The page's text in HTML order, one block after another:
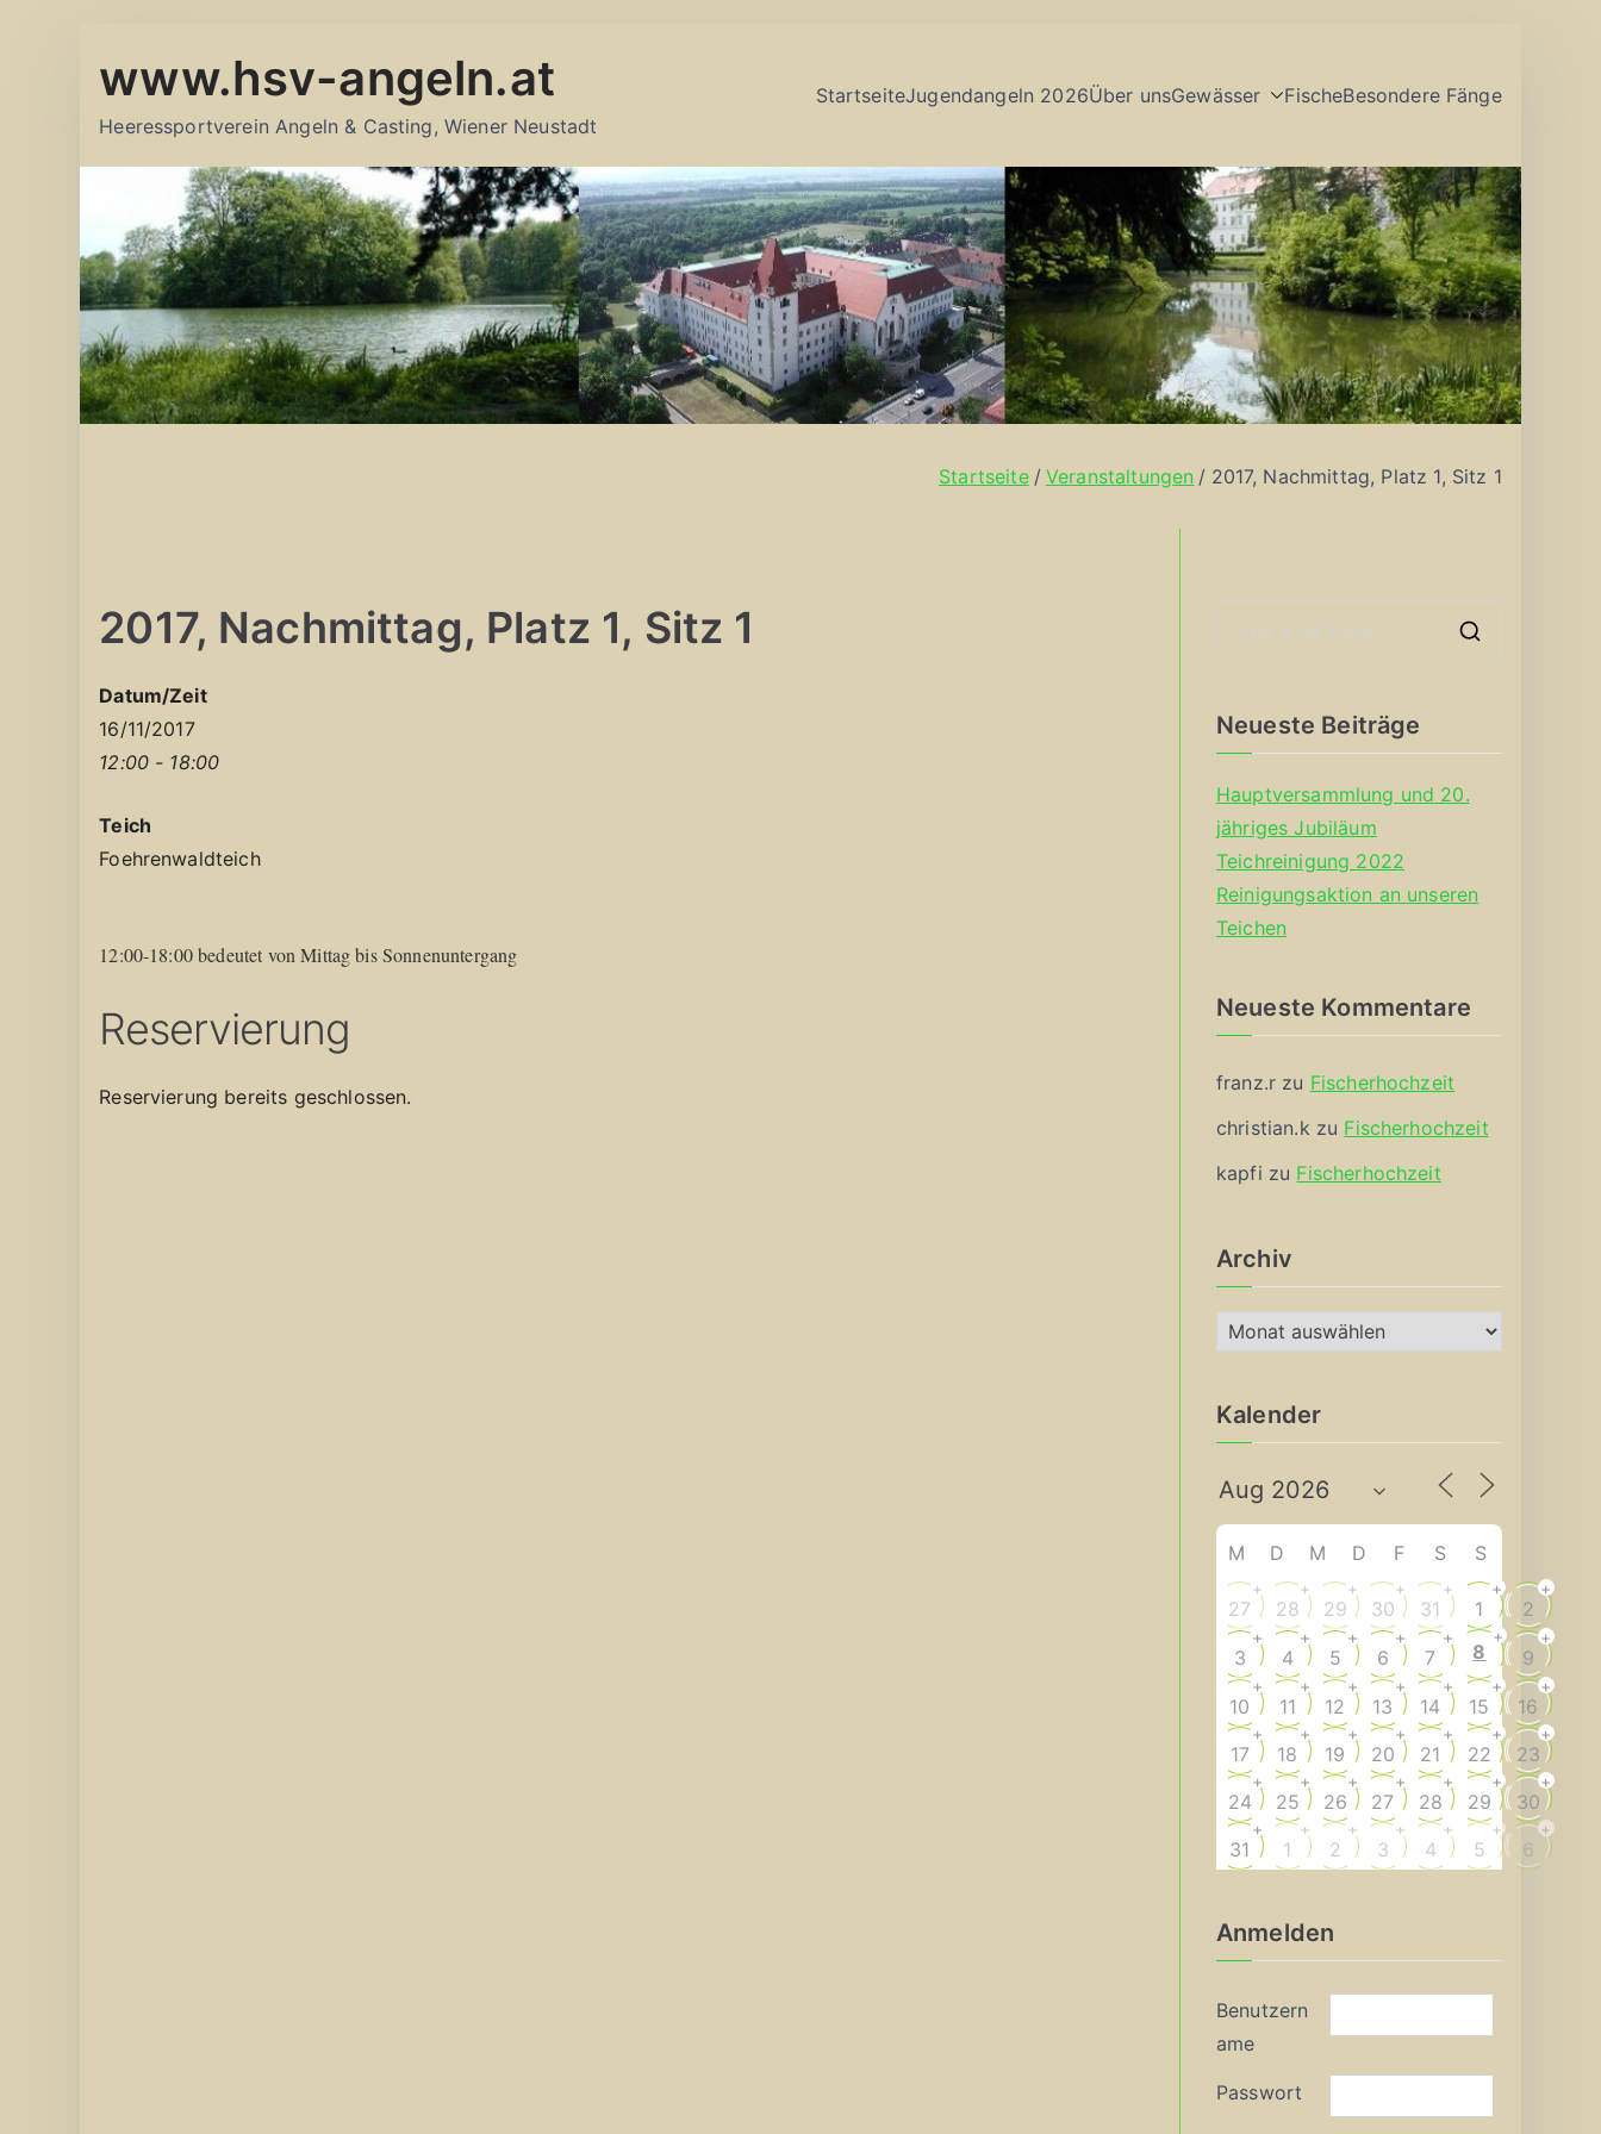
Inhalt
www.hsv-angeln.at
Heeressportverein Angeln & Casting, Wiener Neustadt
StartseiteJugendangeln 2026Über unsGewässer FischeBesondere Fänge
Startseite Veranstaltungen 2017, Nachmittag, Platz 1, Sitz 1
2017, Nachmittag, Platz 1, Sitz 1
Datum/Zeit
16/11/2017
12:00 - 18:00
Teich
Foehrenwaldteich
12:00-18:00 bedeutet von Mittag bis Sonnenuntergang
Reservierung
Reservierung bereits geschlossen.
Neueste Beiträge
Hauptversammlung und 20.
jähriges Jubiläum
Teichreinigung 2022
Reinigungsaktion an unseren
Teichen
Neueste Kommentare
franz.r zu Fischerhochzeit
christian.k zu Fischerhochzeit
kapfi zu Fischerhochzeit
Archiv
r
h
v
Kalender
M D M D F S S
27
+
28
+
29
+
30
+
31
+
1
+
2
+
3
+
4
+
5
+
6
+
7
+
8
+
9
+
10
+
11
+
12
+
13
+
14
+
15
+
16
+
17
+
18
+
19
+
20
+
21
+
22
+
23
+
24
+
25
+
26
+
27
+
28
+
29
+
30
+
31
+
1
+
2
+
3
+
4
+
5
+
6
+
Anmelden
Benutzern
ame
Passwort